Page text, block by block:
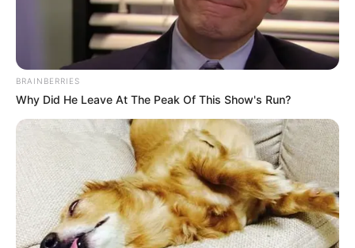
Início Eventos Culturais
Caixa Cultural promove oficinas artísticas gratuitas
Eventos Culturais Cursos e Palestras De Graça Eventos Gerais
Semana Circular na Caixa
Cultural promove oficinas
artísticas gratuitas
15 de outubro de 2018
BRAINBERRIES
Why Did He Leave At The Peak Of This Show's Run?